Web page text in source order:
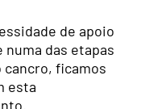
de apoio
das etapas
ficamos
esta